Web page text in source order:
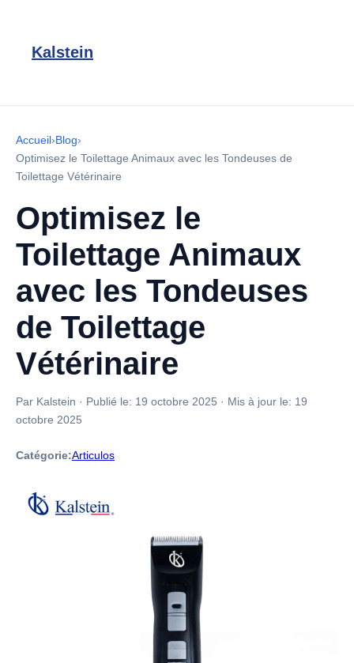
Kalstein
Accueil›Blog›
Optimisez le Toilettage Animaux avec les Tondeuses de
Toilettage Vétérinaire
Optimisez le
Toilettage Animaux
avec les Tondeuses
de Toilettage
Vétérinaire
Par Kalstein · Publié le: 19 octobre 2025 · Mis à jour le: 19
octobre 2025
Catégorie:Articulos